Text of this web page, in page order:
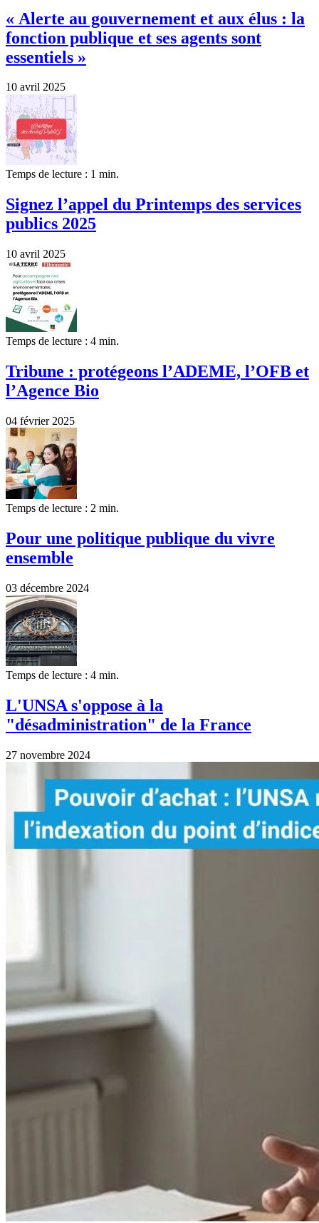
« Alerte au gouvernement et aux élus : la
fonction publique et ses agents sont
essentiels »
10 avril 2025
Temps de lecture : 1 min.
Signez l’appel du Printemps des services
publics 2025
10 avril 2025
Temps de lecture : 4 min.
Tribune : protégeons l’ADEME, l’OFB et
l’Agence Bio
04 février 2025
Temps de lecture : 2 min.
Pour une politique publique du vivre
ensemble
03 décembre 2024
Temps de lecture : 4 min.
L'UNSA s'oppose à la
"désadministration" de la France
27 novembre 2024